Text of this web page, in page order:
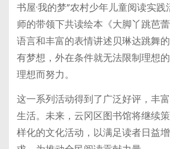
书屋·我的梦”农村少年儿童阅读实
师的带领下共读绘本《大脚丫跳芭
语言和丰富的表情讲述贝琳达跳舞
有梦想，外在条件就无法限制理想
理想而努力。
这一系列活动得到了广泛好评，丰
生活。未来，云冈区图书馆将继续
样化的文化活动，以满足读者日益